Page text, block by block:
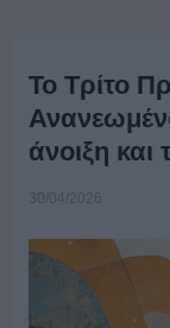
Το Τρίτο
άνοιξη και
30/04/2026